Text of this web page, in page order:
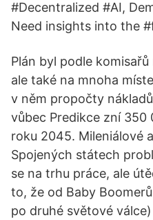
#Decentralized #AI,
Need insights into the
Plán byl podle
ale také na mnoha
v něm propočty
vůbec Predikce zní 350
roku 2045. Mileniálové
Spojených státech
se na trhu práce, ale
to, že od Baby
po druhé světové